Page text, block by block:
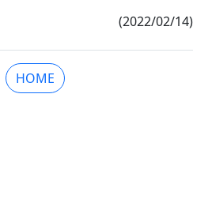
(2022/02/14)
HOME